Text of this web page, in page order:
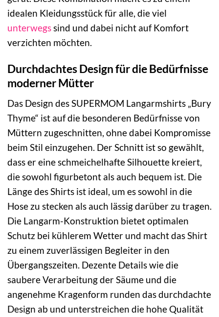
idealen Kleidungsstück für alle, die viel
unterwegs sind und dabei nicht auf Komfort
verzichten möchten.
Durchdachtes Design für die Bedürfnisse
moderner Mütter
Das Design des SUPERMOM Langarmshirts „Bury
Thyme“ ist auf die besonderen Bedürfnisse von
Müttern zugeschnitten, ohne dabei Kompromisse
beim Stil einzugehen. Der Schnitt ist so gewählt,
dass er eine schmeichelhafte Silhouette kreiert,
die sowohl figurbetont als auch bequem ist. Die
Länge des Shirts ist ideal, um es sowohl in die
Hose zu stecken als auch lässig darüber zu tragen.
Die Langarm-Konstruktion bietet optimalen
Schutz bei kühlerem Wetter und macht das Shirt
zu einem zuverlässigen Begleiter in den
Übergangszeiten. Dezente Details wie die
saubere Verarbeitung der Säume und die
angenehme Kragenform runden das durchdachte
Design ab und unterstreichen die hohe Qualität